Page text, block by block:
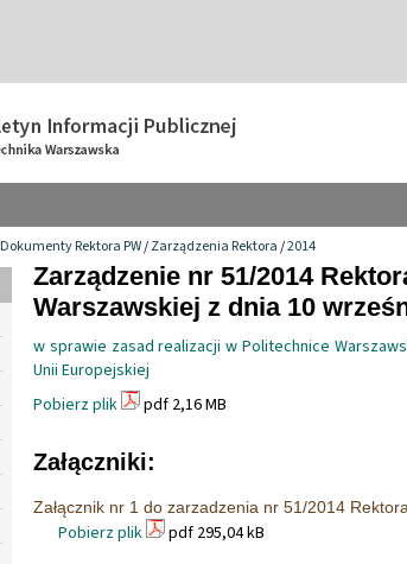
Dokumenty Rektora PW/Zarządzenia Rektora/2014
Zarządzenie nr 51/2014
Warszawskiej z dnia 10
w sprawie zasad realizacji w Politechnice
Unii Europejskiej
Pobierz plik
pdf 2,16 MB
Załączniki:
Załącznik nr 1 do zarzadzenia nr 51/2014
Pobierz plik pdf 295,04 kB